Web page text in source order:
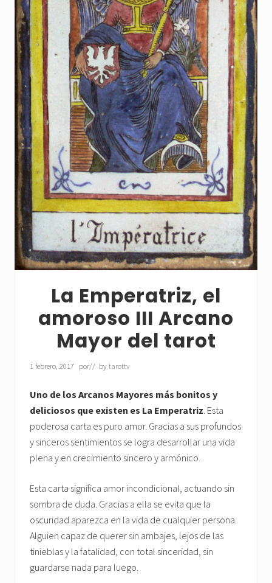
La Emperatriz, el
amoroso III Arcano
Mayor del tarot
1 febrero, 2017 por// bytarottv
Uno de los Arcanos Mayores más bonitos y
deliciosos que existen es La Emperatriz. Esta
poderosa carta es puro amor. Gracias a sus profundos
y sinceros sentimientos se logra desarrollar una vida
plena y en crecimiento sincero y armónico.
Esta carta significa amor incondicional, actuando sin
sombra de duda. Gracias a ella se evita que la
oscuridad aparezca en la vida de cualquier persona.
Alguien capaz de querer sin ambajes, lejos de las
tinieblas y la fatalidad, con total sinceridad, sin
guardarse nada para luego.